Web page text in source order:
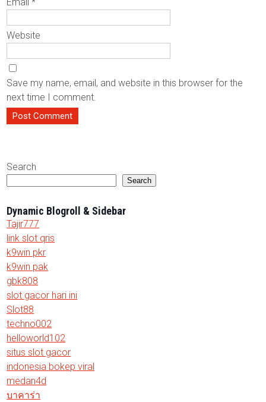
Website
Save my name, email, and website in this browser for the
next time I comment.
Search
Search
Dynamic Blogroll & Sidebar
Tajir777
link slot qris
k9win pkr
k9win pak
gbk808
slot gacor hari ini
Slot88
techno002
helloworld102
situs slot gacor
indonesia bokep viral
medan4d
บาคาร่า